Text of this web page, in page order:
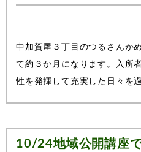
中加賀屋３丁目のつるさんか
て約３か月になります。入所
性を発揮して充実した日々を
10/24地域公開講座